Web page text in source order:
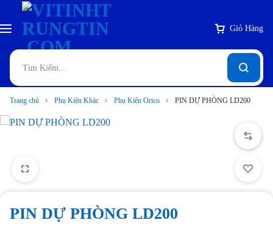
Giỏ Hàng
Trang chủ Phụ Kiện Khác Phụ Kiện Orico PIN DỰ PHÒNG LD200
PIN DỰ PHÒNG LD200